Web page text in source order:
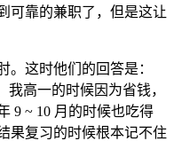
可靠的兼职了，但是这让
。这时他们的回答是：
高一的时候因为省钱，
9 ~ 10 月的时候也吃得
果复习的时候根本记不住